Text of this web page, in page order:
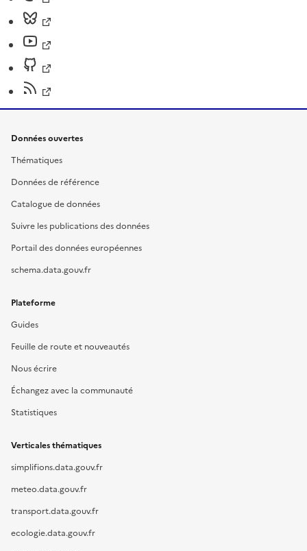
Données ouvertes
Thématiques
Données de référence
Catalogue de données
Suivre les publications des données
Portail des données européennes
schema.data.gouv.fr
Plateforme
Guides
Feuille de route et nouveautés
Nous écrire
Échangez avec la communauté
Statistiques
Verticales thématiques
simplifions.data.gouv.fr
meteo.data.gouv.fr
transport.data.gouv.fr
ecologie.data.gouv.fr